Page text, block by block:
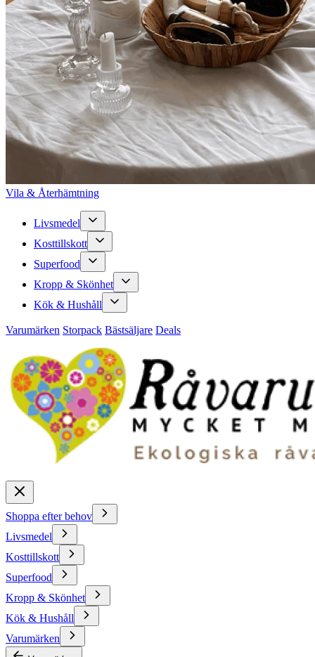
Vila & Återhämtning
Livsmedel
Kosttillskott
Superfood
Kropp & Skönhet
Kök & Hushåll
Varumärken Storpack Bästsäljare Deals
Shoppa efter behov
Livsmedel
Kosttillskott
Superfood
Kropp & Skönhet
Kök & Hushåll
Varumärken